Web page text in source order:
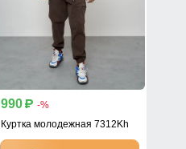
990 p -%
Куртка молодежная 7312Kh